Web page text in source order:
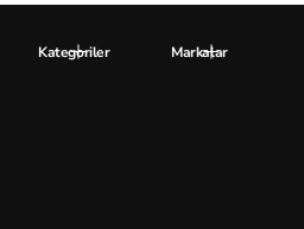
Kategoriler Markalar